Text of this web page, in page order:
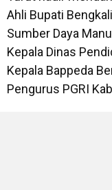
Ahli Bupati
Sumber Daya
Kepala Dinas
Kepala Bappeda
Pengurus PGRI